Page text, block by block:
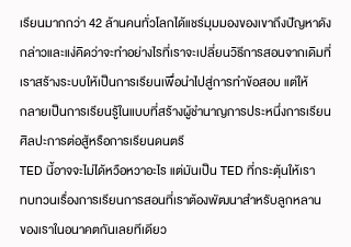
เรียนมากกว่า 42 ล้านคนทั่วโลกได้แชร์มุมมองของเขาถึงปัญหาดัง
กล่าวและแง่คิดว่าจะทำอย่างไรที่เราจะเปลี่ยนวิธีการสอนจากเดิมที่
เราสร้างระบบให้เป็นการเรียนเพื่อนำไปสู่การทำข้อสอบ แต่ให้
กลายเป็นการเรียนรู้ในแบบที่สร้างผู้ชำนาญการประหนึ่งการเรียน
ศิลปะการต่อสู้หรือการเรียนดนตรี
TED นี้อาจจะไม่ได้หวือหวาอะไร แต่มันเป็น TED ที่กระตุ้นให้เรา
ทบทวนเรื่องการเรียนการสอนที่เราต้องพัฒนาสำหรับลูกหลาน
ของเราในอนาคตกันเลยทีเดียว